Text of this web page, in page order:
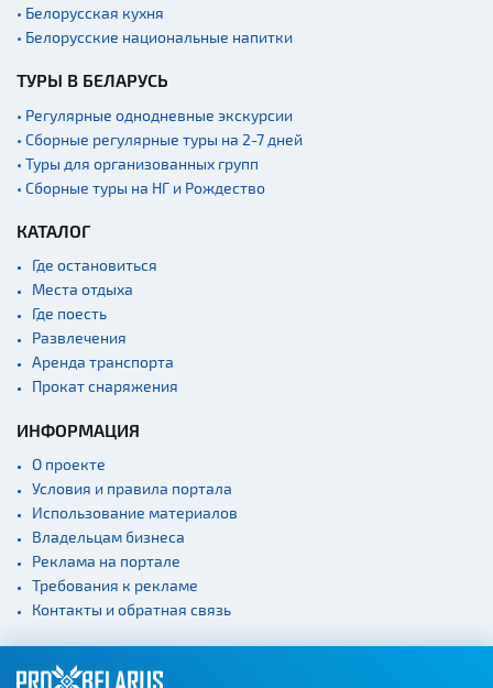
• Белорусская кухня
• Белорусские национальные напитки
ТУРЫ В БЕЛАРУСЬ
• Регулярные однодневные экскурсии
• Сборные регулярные туры на 2-7 дней
• Туры для организованных групп
• Сборные туры на НГ и Рождество
КАТАЛОГ
Где остановиться
Места отдыха
Где поесть
Развлечения
Аренда транспорта
Прокат снаряжения
ИНФОРМАЦИЯ
О проекте
Условия и правила портала
Использование материалов
Владельцам бизнеса
Реклама на портале
Требования к рекламе
Контакты и обратная связь